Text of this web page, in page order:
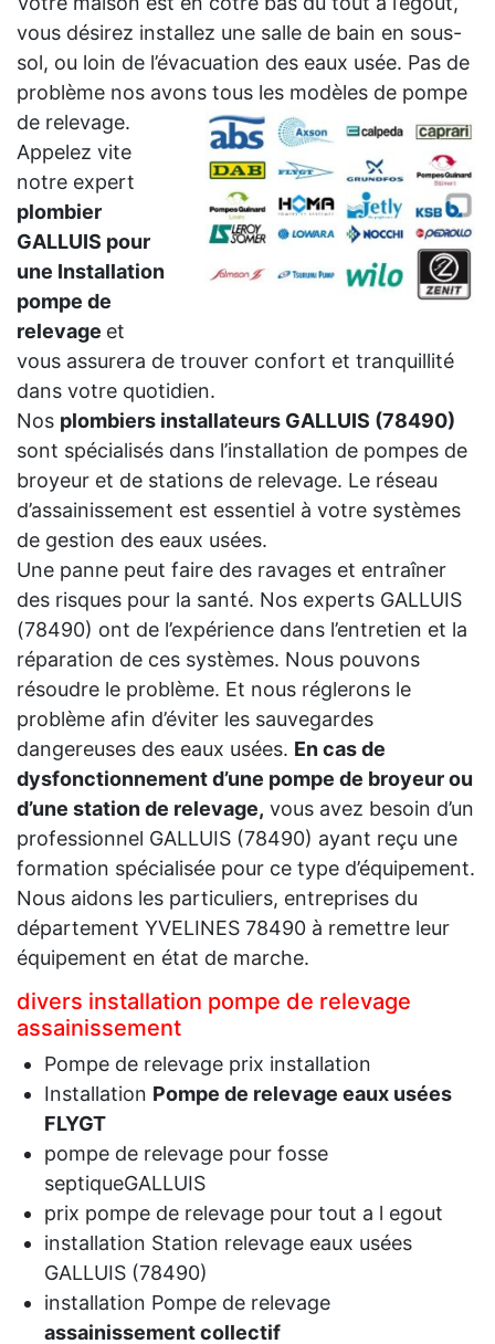
vous désirez installez une salle de bain en sous-
sol, ou loin de l’évacuation des eaux usée. Pas de
problème nos avons tous les modèles de pompe
de relevage.
Appelez vite
notre expert
plombier
GALLUIS pour
une Installation
pompe de
relevage et
vous assurera de trouver confort et tranquillité
dans votre quotidien.
Nos plombiers installateurs GALLUIS (78490)
sont spécialisés dans l’installation de pompes de
broyeur et de stations de relevage. Le réseau
d’assainissement est essentiel à votre systèmes
de gestion des eaux usées.
Une panne peut faire des ravages et entraîner
des risques pour la santé. Nos experts GALLUIS
(78490) ont de l’expérience dans l’entretien et la
réparation de ces systèmes. Nous pouvons
résoudre le problème. Et nous réglerons le
problème afin d’éviter les sauvegardes
dangereuses des eaux usées. En cas de
dysfonctionnement d’une pompe de broyeur ou
d’une station de relevage, vous avez besoin d’un
professionnel GALLUIS (78490) ayant reçu une
formation spécialisée pour ce type d’équipement.
Nous aidons les particuliers, entreprises du
département YVELINES 78490 à remettre leur
équipement en état de marche.
divers installation pompe de relevage
assainissement
Pompe de relevage prix installation
Installation Pompe de relevage eaux usées
FLYGT
pompe de relevage pour fosse
septiqueGALLUIS
prix pompe de relevage pour tout a l egout
installation Station relevage eaux usées
GALLUIS (78490)
installation Pompe de relevage
assainissement collectif